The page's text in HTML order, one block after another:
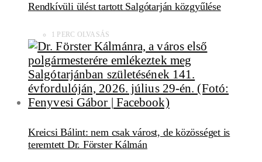
Rendkívüli ülést tartott Salgótarján közgyűlése
1 PERC OLVASÁS
Kreicsi Bálint: nem csak várost, de közösséget is
teremtett Dr. Förster Kálmán